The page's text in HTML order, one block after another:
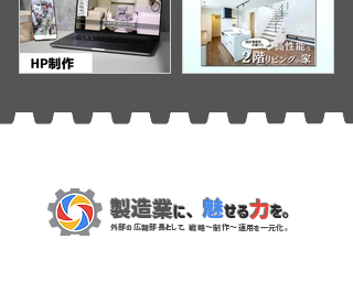
【HP制作】株式会社南
陽精工様
【映像制作ｘ画像制
作】長岡総合開発様
製造業に、魅せる力を。
外部の広報部長として、 戦略〜制作〜運用を一元化。